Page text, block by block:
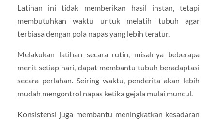
Latihan ini tidak memberikan hasil instan, tetapi
membutuhkan waktu untuk melatih tubuh agar
terbiasa dengan pola napas yang lebih teratur.
Melakukan latihan secara rutin, misalnya beberapa
menit setiap hari, dapat membantu tubuh beradaptasi
secara perlahan. Seiring waktu, penderita akan lebih
mudah mengontrol napas ketika gejala mulai muncul.
Konsistensi juga membantu meningkatkan kesadaran